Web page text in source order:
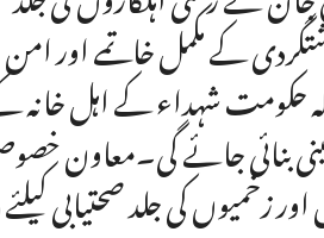
کے مکمل خاتمے اور
شہداء کے اہل خانہ
بنائی جائے
زخمیوں کی جلد صحتیابی